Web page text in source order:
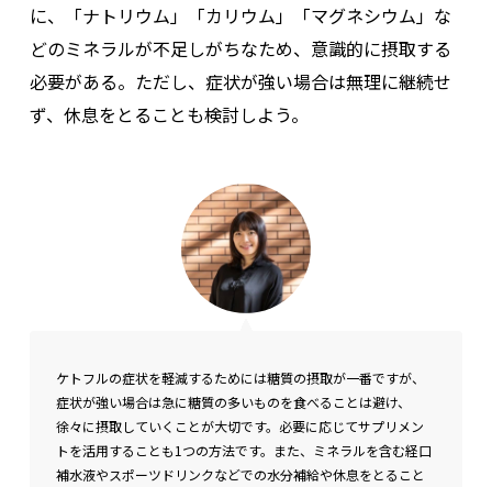
に、「ナトリウム」「カリウム」「マグネシウム」な
どのミネラルが不足しがちなため、意識的に摂取する
必要がある。ただし、症状が強い場合は無理に継続せ
ず、休息をとることも検討しよう。
ケトフルの症状を軽減するためには糖質の摂取が一番ですが、
症状が強い場合は急に糖質の多いものを食べることは避け、
徐々に摂取していくことが大切です。必要に応じてサプリメン
トを活用することも1つの方法です。また、ミネラルを含む経口
補水液やスポーツドリンクなどでの水分補給や休息をとること